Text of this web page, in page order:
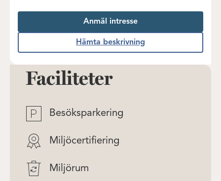
Anmäl intresse
Hämta beskrivning
Faciliteter
Besöksparkering
Miljöcertifiering
Miljörum